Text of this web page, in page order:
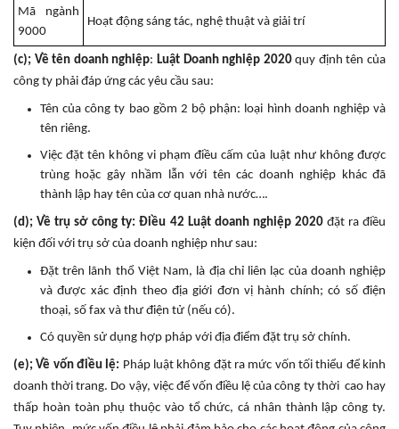
Mã ngành
9000
Hoạt động sáng tác, nghệ thuật và giải trí
(c); Về tên doanh nghiệp: Luật Doanh nghiệp 2020quy định tên của
công ty phải đáp ứng các yêu cầu sau:
Tên của công ty bao gồm 2 bộ phận: loại hình doanh nghiệp và
tên riêng.
Việc đặt tên không vi phạm điều cấm của luật như không được
trùng hoặc gây nhầm lẫn với tên các doanh nghiệp khác đã
thành lập hay tên của cơ quan nhà nước….
(d); Về trụ sở công ty: Điều 42 Luật doanh nghiệp 2020đặt ra điều
kiện đối với trụ sở của doanh nghiệp như sau:
Đặt trên lãnh thổ Việt Nam, là địa chỉ liên lạc của doanh nghiệp
và được xác định theo địa giới đơn vị hành chính; có số điện
thoại, số fax và thư điện tử (nếu có).
Có quyền sử dụng hợp pháp với địa điểm đặt trụ sở chính.
(e); Về vốn điều lệ: Pháp luật không đặt ra mức vốn tối thiểu để kinh
doanh thời trang. Do vậy, việc để vốn điều lệ của công ty thời cao hay
thấp hoàn toàn phụ thuộc vào tổ chức, cá nhân thành lập công ty.